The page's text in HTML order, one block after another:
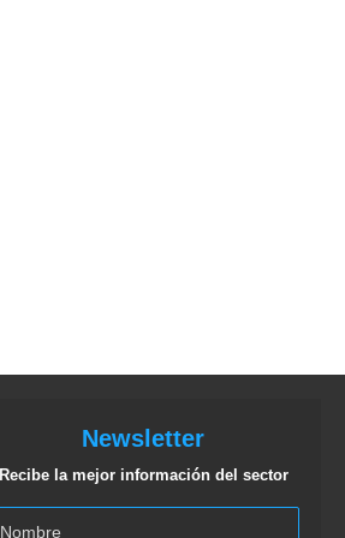
Newsletter
Recibe la mejor información del sector